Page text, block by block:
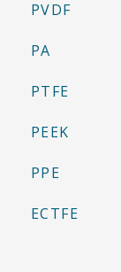
PVDF
PA
PTFE
PEEK
PPE
ECTFE